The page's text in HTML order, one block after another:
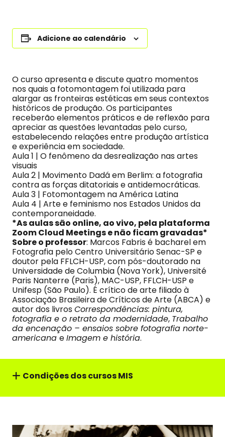
Adicione ao calendário
O curso apresenta e discute quatro momentos
nos quais a fotomontagem foi utilizada para
alargar as fronteiras estéticas em seus contextos
históricos de produção. Os participantes
receberão elementos práticos e de reflexão para
apreciar as questões levantadas pelo curso,
estabelecendo relações entre produção artística
e experiência em sociedade.
Aula 1 | O fenômeno da desrealização nas artes
visuais
Aula 2 | Movimento Dadá em Berlim: a fotografia
contra as forças ditatoriais e antidemocráticas.
Aula 3 | Fotomontagem na América Latina
Aula 4 | Arte e feminismo nos Estados Unidos da
contemporaneidade.
*As aulas são online, ao vivo, pela plataforma
Zoom Cloud Meetings e não ficam gravadas*
Sobre o professor: Marcos Fabris é bacharel em
Fotografia pelo Centro Universitário Senac-SP e
doutor pela FFLCH-USP, com pós-doutorado na
Universidade de Columbia (Nova York), Université
Paris Nanterre (Paris), MAC-USP, FFLCH-USP e
Unifesp (São Paulo). É crítico de arte filiado à
Associação Brasileira de Críticos de Arte (ABCA) e
autor dos livrosCorrespondências: pintura,
fotografia e o retrato da modernidade, Trabalho
da encenação – ensaios sobre fotografia norte-
americana eImagem e história.
Condições dos cursos MIS